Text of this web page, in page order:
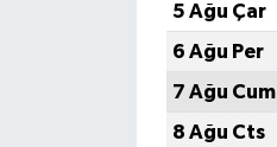
5 Ağu Çar
6 Ağu Per
7 Ağu Cum
8 Ağu Cts